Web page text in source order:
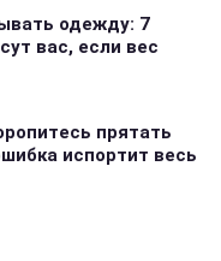
одежду: 7
вас, если вес
прятать
испортит весь